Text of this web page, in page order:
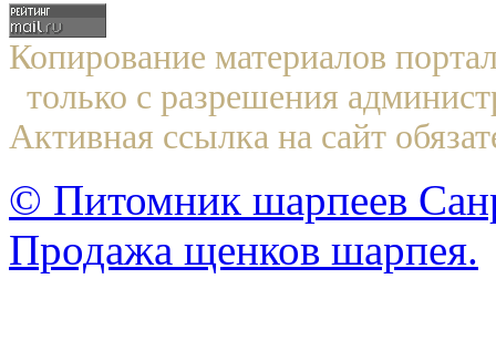
Копирование материалов
только с разрешения
Активная ссылка на сайт
© Питомник шарпеев
Продажа щенков шарпея.